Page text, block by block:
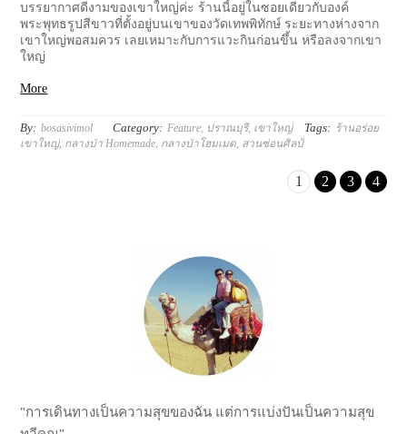
บรรยากาศดีงามของเขาใหญ่ค่ะ ร้านนี้อยู่ในซอยเดียวกับองค์
พระพุทธรูปสีขาวที่ตั้งอยู่บนเขาของวัดเทพพิทักษ์ ระยะทางห่างจาก
เขาใหญ่พอสมควร เลยเหมาะกับการแวะกินก่อนขึ้น หรือลงจากเขา
ใหญ่
More
By: bosasivimol Category: Feature, ปราณบุรี, เขาใหญ่ Tags: ร้านอร่อย
เขาใหญ่, กลางป่า Homemade, กลางป่าโฮมเมด, สวนซ่อนศิลป์
1 2 3 4
"การเดินทางเป็นความสุขของฉัน แต่การแบ่งปันเป็นความสุข